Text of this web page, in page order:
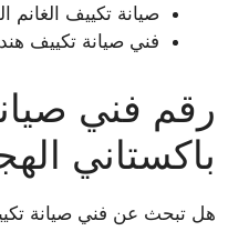
صيانة تكييف الغانم
فني صيانة تكييف
رقم فني
باكستاني
هل تبحث عن فني صيانة